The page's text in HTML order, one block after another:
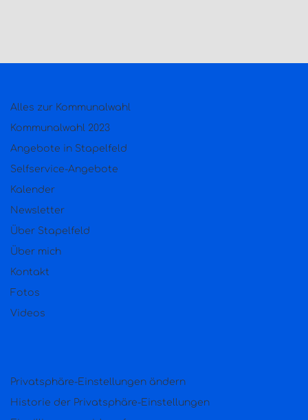
Alles zur Kommunalwahl
Kommunalwahl 2023
Angebote in Stapelfeld
Selfservice-Angebote
Kalender
Newsletter
Über Stapelfeld
Über mich
Kontakt
Fotos
Videos
Privatsphäre-Einstellungen ändern
Historie der Privatsphäre-Einstellungen